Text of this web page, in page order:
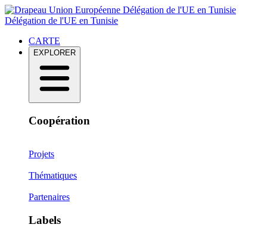
Délégation de l'UE en Tunisie
Délégation de l'UE en Tunisie
CARTE
EXPLORER
Coopération
Projets
Thématiques
Partenaires
Labels